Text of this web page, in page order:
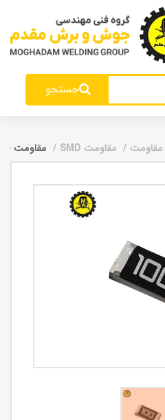
جستجو
مقاومت مقاومت SMD مقاومت 10 اهم SMD سایز 1206